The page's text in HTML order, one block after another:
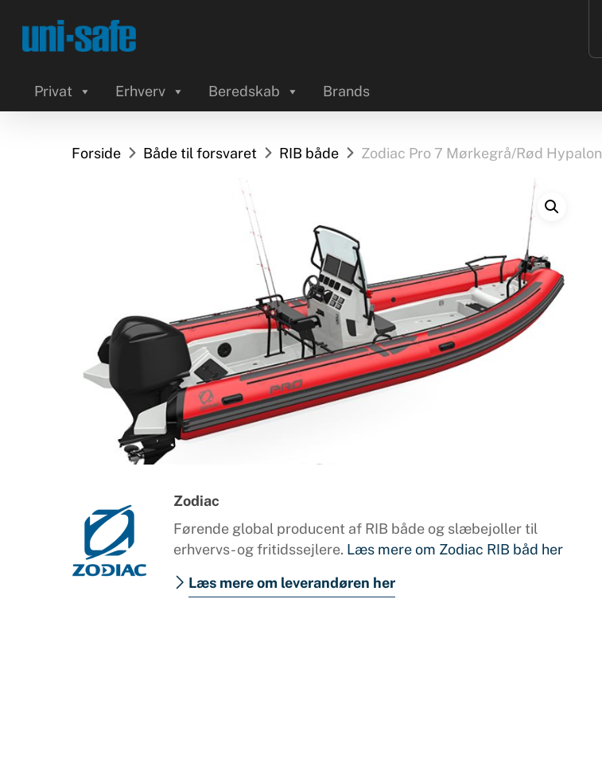
main
Products
Privat Erhverv Beredskab Brands
Forside Både til forsvaret RIB både Zodiac Pro 7 Mørkegrå/Rød Hypalon
Zodiac
Førende global producent af RIB både og slæbejoller til
erhvervs- og fritidssejlere. Læs mere om Zodiac RIB båd her
Læs mere om leverandøren her